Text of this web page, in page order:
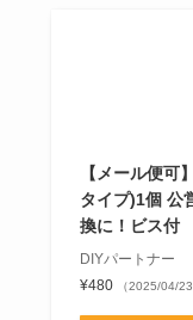
【メール便可
タイプ)1個 公
換に！ビス付
DIYパートナー
¥480
（2025/04/